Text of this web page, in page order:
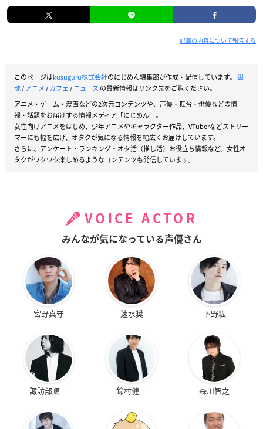
記事の内容について報告する
このページはkusuguru株式会社のにじめん編集部が作成・配信しています。 銀
魂/アニメ/カフェ/ニュース の最新情報はリンク先をご覧ください。
アニメ・ゲーム・漫画などの2次元コンテンツや、声優・舞台・俳優などの情
報・話題をお届けする情報メディア「にじめん」。
女性向けアニメをはじめ、少年アニメやキャラクター作品、VTuberなどストリー
マーにも幅を広げ、オタクが気になる情報を幅広くお届けしています。
さらに、アンケート・ランキング・オタ活（推し活）お役立ち情報など、女性オ
タクがワクワク楽しめるようなコンテンツも発信しています。
VOICE ACTOR
みんなが気になっている声優さん
宮野真守 速水奨 下野紘
諏訪部順一 鈴村健一 森川智之